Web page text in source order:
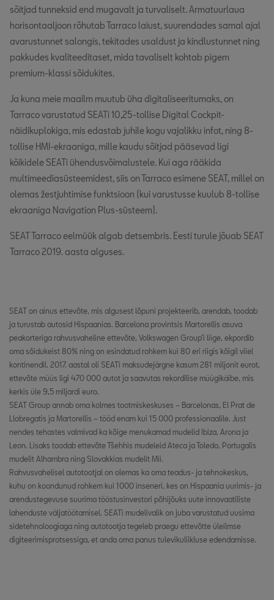
sõitjad tunneksid end mugavalt ja turvaliselt. Armatuurlaua
horisontaaljoon rõhutab Tarraco laiust, suurendades samal ajal
avarustunnet salongis, tekitades usaldust ja kindlustunnet ning
pakkudes kvaliteeditaset, mida tavaliselt kohtab pigem
premium-klassi sõidukites.
Ja kuna meie maailm muutub üha digitaliseeritumaks, on
Tarraco varustatud SEATi 10,25-tollise Digital Cockpit-
näidikuplokiga, mis edastab juhile kogu vajalikku infot, ning 8-
tollise HMI-ekraaniga, mille kaudu sõitjad pääsevad ligi
kõikidele SEATi ühendusvõimalustele. Kui aga rääkida
multimeediasüsteemidest, siis on Tarraco esimene SEAT, millel on
olemas žestjuhtimise funktsioon (kui varustusse kuulub 8-tollise
ekraaniga Navigation Plus-süsteem).
SEAT Tarraco eelmüük algab detsembris. Eesti turule jõuab SEAT
Tarraco 2019. aasta alguses.
SEAT on ainus ettevõte, mis algusest lõpuni projekteerib, arendab, toodab
ja turustab autosid Hispaanias. Barcelona provintsis Martorellis asuva
peakorteriga rahvusvaheline ettevõte, Volkswagen Group’i liige, ekpordib
oma sõidukeist 80% ning on esindatud rohkem kui 80 eri riigis kõigil viiel
kontinendil. 2017. aastal oli SEATi maksudejärgne kasum 281 miljonit eurot,
ettevõte müüs ligi 470 000 autot ja saavutas rekordilise müügikäibe, mis
kerkis üle 9,5 miljardi euro.
SEAT Group annab oma kolmes tootmiskeskuses – Barcelonas, El Prat de
Llobregatis ja Martorellis – tööd enam kui 15 000 professionaalile. Just
nendes tehastes valmivad ka kõige menukamad mudelid Ibiza, Arona ja
Leon. Lisaks toodab ettevõte Tšehhis mudeleid Ateca ja Toledo, Portugalis
mudelit Alhambra ning Slovakkias mudelit Mii.
Rahvusvahelisel autotootjal on olemas ka oma teadus- ja tehnokeskus,
kuhu on koondunud rohkem kui 1000 inseneri, kes on Hispaania uurimis- ja
arendustegevuse suurima tööstusinvestori põhijõuks uute innovaatiliste
lahenduste väljatöötamisel. SEATi mudelivalik on juba varustatud uusima
sidetehnoloogiaga ning autotootja tegeleb praegu ettevõtte üleilmse
digiteerimisprotsessiga, et anda oma panus tulevikuliikluse edendamisse.